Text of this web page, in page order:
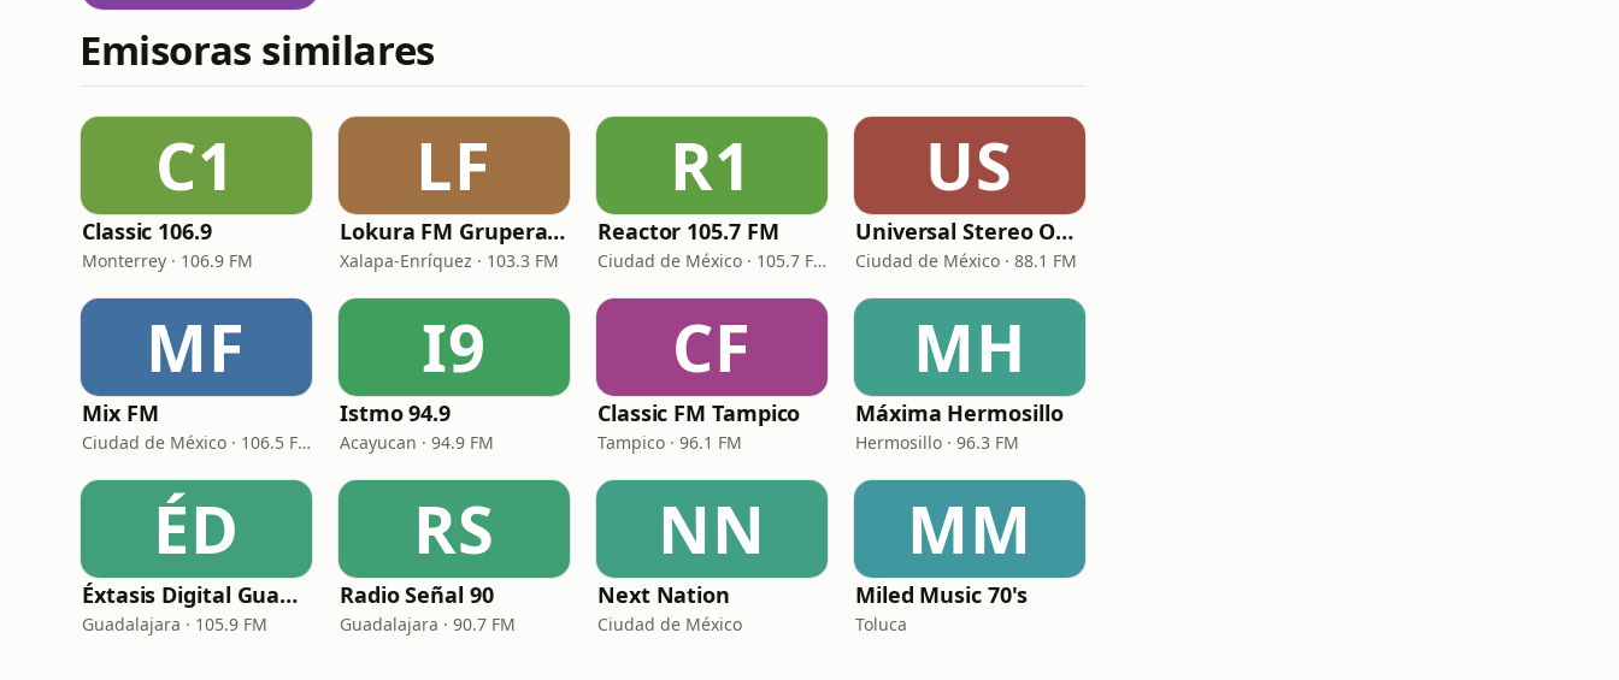
Emisoras similares
C1
Classic 106.9
Monterrey · 106.9 FM
LF
Lokura FM Grupera Xalapa
Xalapa-Enríquez · 103.3 FM
R1
Reactor 105.7 FM
Ciudad de México · 105.7 FM
US
Universal Stereo Online
Ciudad de México · 88.1 FM
MF
Mix FM
Ciudad de México · 106.5 FM
I9
Istmo 94.9
Acayucan · 94.9 FM
CF
Classic FM Tampico
Tampico · 96.1 FM
MH
Máxima Hermosillo
Hermosillo · 96.3 FM
ÉD
Éxtasis Digital Guadalajara
Guadalajara · 105.9 FM
RS
Radio Señal 90
Guadalajara · 90.7 FM
NN
Next Nation
Ciudad de México
MM
Miled Music 70's
Toluca